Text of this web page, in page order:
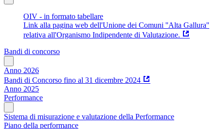
OIV - in formato tabellare
Link alla pagina web dell'Unione dei Comuni ''Alta Gallura''
relativa all'Organismo Indipendente di Valutazione.
Bandi di concorso
Anno 2026
Bandi di Concorso fino al 31 dicembre 2024
Anno 2025
Performance
Sistema di misurazione e valutazione della Performance
Piano della performance